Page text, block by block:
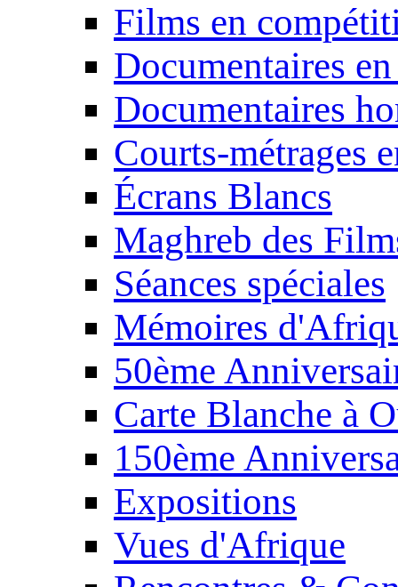
Films en
Documentaires
Documentaires
Courts-métrages
Écrans Blancs
Maghreb des
Séances spéciales
Mémoires
50ème
Carte Blanche à
150ème
Expositions
Vues d'Afrique